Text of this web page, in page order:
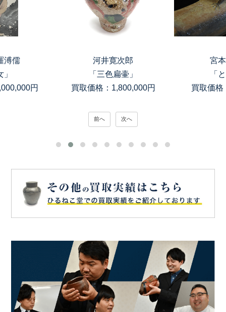
溥儒
円
河井寛次郎
「三色扁壷」
買取価格：1,800,000円
宮
「
買取価格
前へ 次へ